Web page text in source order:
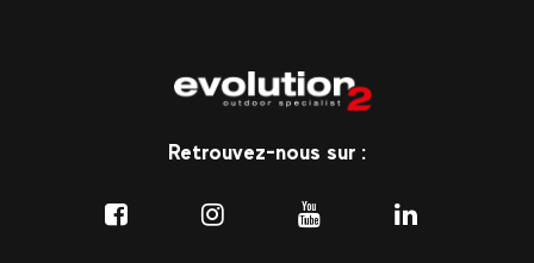
Retrouvez-nous sur :